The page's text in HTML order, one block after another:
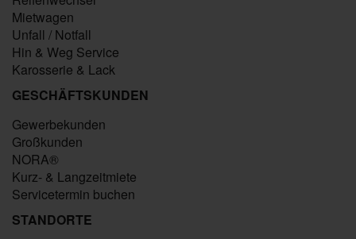
Mietwagen
Unfall / Notfall
Hin & Weg Service
Karosserie & Lack
GESCHÄFTSKUNDEN
Gewerbekunden
Großkunden
NORA®
Kurz- & Langzeitmiete
Servicetermin buchen
STANDORTE